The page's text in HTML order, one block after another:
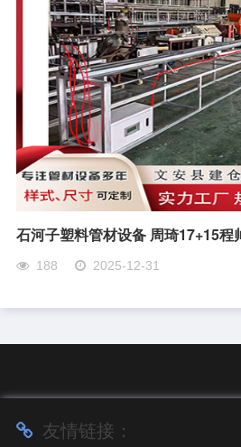
石河子塑料管材设备 周琦17+15程
188 2025-12-31
友情链接：